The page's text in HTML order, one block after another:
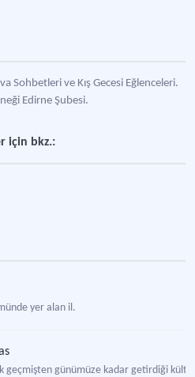
Sohbetleri ve Kış Gecesi Eğlenceleri.
Edirne Şubesi.
için bkz.:
yer alan il.
geçmişten günümüze kadar getirdiği